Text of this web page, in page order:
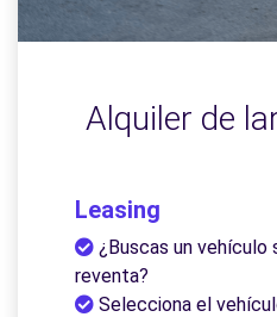
Alquiler de
Leasing
¿Buscas un
reventa?
Selecciona el